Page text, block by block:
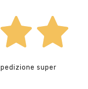
super